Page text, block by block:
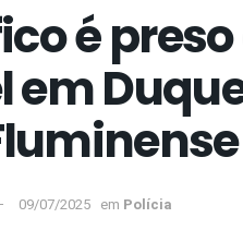
é
em
09/07/2025 em Polícia